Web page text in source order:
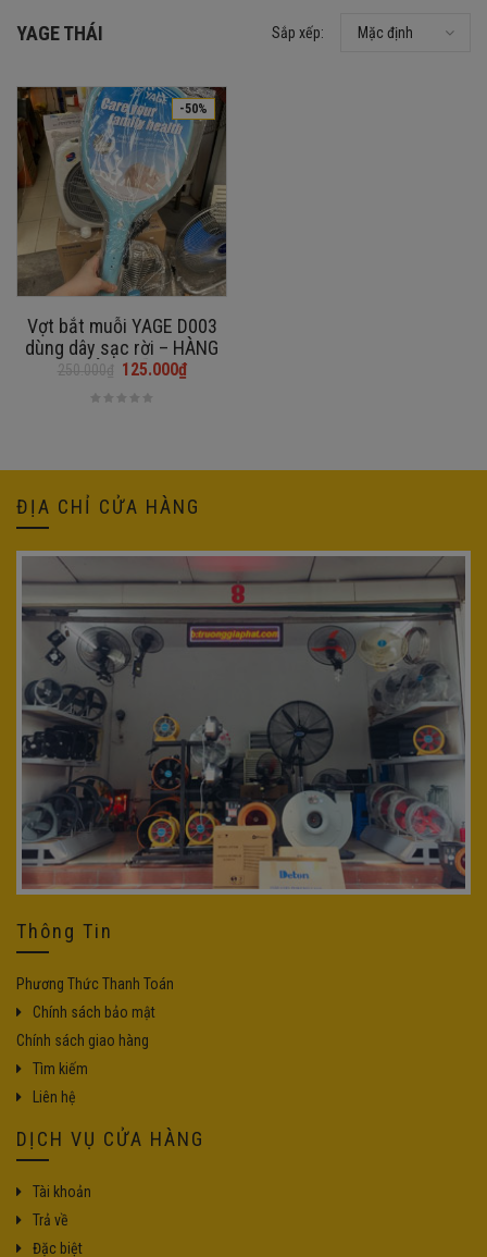
YAGE THÁI Sắp xếp: Mặc định
-50%
Vợt bắt muỗi YAGE D003
dùng dây sạc rời – HÀNG
CHÍNH HÃNG
250.000₫ 125.000₫
125.000₫.
ĐỊA CHỈ CỬA HÀNG
Thông Tin
Phương Thức Thanh Toán
Chính sách bảo mật
Chính sách giao hàng
Tìm kiếm
Liên hệ
DỊCH VỤ CỬA HÀNG
Tài khoản
Trả về
Đặc biệt